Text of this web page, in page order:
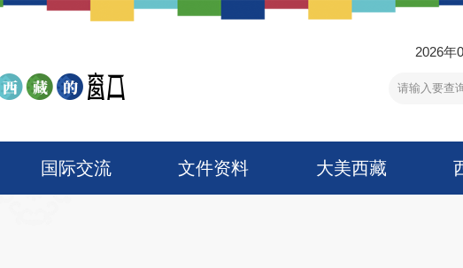
2026年
国际交流 文件资料 大美西藏